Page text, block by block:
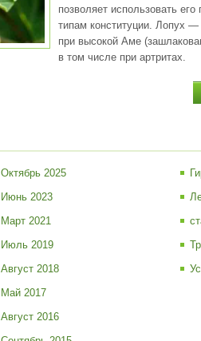
позволяет использовать его
типам конституции. Лопух —
при высокой Аме
в том числе при артритах.
Октябрь 2025
Июнь 2023
Март 2021
Июль 2019
Август 2018
Май 2017
Август 2016